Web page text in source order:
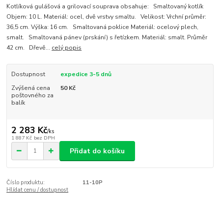
Kotlíková gulášová a grilovací souprava obsahuje: Smaltovaný kotlík
Objem: 10 L. Materiál: ocel, dvě vrstvy smaltu. Velikost: Vrchní průměr:
36,5 cm. Výška: 16 cm. Smaltovaná poklice Materiál: ocelový plech,
smalt. Smaltovaná pánev (prskání) s řetízkem. Materiál: smalt. Průměr
42 cm. Dřevě... celý popis
Dostupnost
expedice 3-5 dnů
Zvýšená cena
poštovného za
balík
50 Kč
2 283 Kč/ks
1 887 Kč bez DPH
Přidat do košíku
Číslo produktu:
11-10P
Hlídat cenu / dostupnost